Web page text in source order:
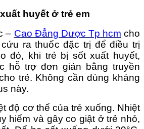
huyết ở trẻ em
– Cao Đẳng Dược Tp hcm cho
ra thuốc đặc trị để điều trị
đó, khi trẻ bị sốt xuất huyết,
hỗ trợ đơn giản bằng truyền
trẻ. Không cần dùng kháng
này.
độ cơ thể của trẻ xuống. Nhiệt
hiểm và gây co giật ở trẻ nhỏ,